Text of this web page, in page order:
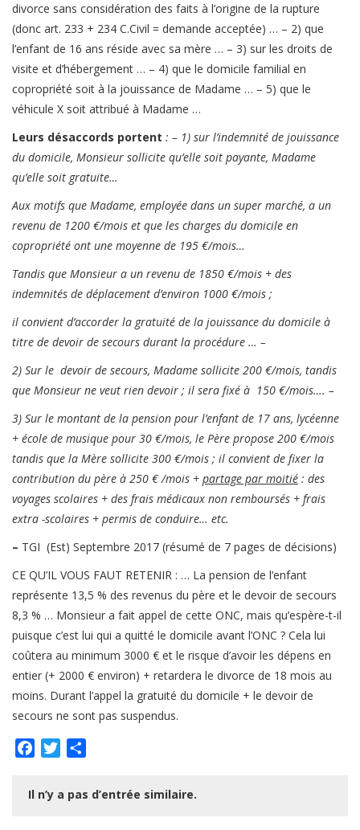
divorce sans considération des faits à l’origine de la rupture
(donc art. 233 + 234 C.Civil = demande acceptée) … – 2) que
l’enfant de 16 ans réside avec sa mère … – 3) sur les droits de
visite et d’hébergement … – 4) que le domicile familial en
copropriété soit à la jouissance de Madame … – 5) que le
véhicule X soit attribué à Madame …
Leurs désaccords portent : – 1) sur l’indemnité de jouissance
du domicile, Monsieur sollicite qu’elle soit payante, Madame
qu’elle soit gratuite…
Aux motifs que Madame, employée dans un super marché, a un
revenu de 1200 €/mois et que les charges du domicile en
copropriété ont une moyenne de 195 €/mois…
Tandis que Monsieur a un revenu de 1850 €/mois + des
indemnités de déplacement d’environ 1000 €/mois ;
il convient d’accorder la gratuité de la jouissance du domicile à
titre de devoir de secours durant la procédure … –
2) Sur le devoir de secours, Madame sollicite 200 €/mois, tandis
que Monsieur ne veut rien devoir ; il sera fixé à 150 €/mois…. –
3) Sur le montant de la pension pour l’enfant de 17 ans, lycéenne
+ école de musique pour 30 €/mois, le Père propose 200 €/mois
tandis que la Mère sollicite 300 €/mois ; il convient de fixer la
contribution du père à 250 € /mois + partage par moitié : des
voyages scolaires + des frais médicaux non remboursés + frais
extra -scolaires + permis de conduire… etc.
– TGI (Est) Septembre 2017 (résumé de 7 pages de décisions)
CE QU’IL VOUS FAUT RETENIR : … La pension de l’enfant
représente 13,5 % des revenus du père et le devoir de secours
8,3 % … Monsieur a fait appel de cette ONC, mais qu’espère-t-il
puisque c’est lui qui a quitté le domicile avant l’ONC ? Cela lui
coûtera au minimum 3000 € et le risque d’avoir les dépens en
entier (+ 2000 € environ) + retardera le divorce de 18 mois au
moins. Durant l’appel la gratuité du domicile + le devoir de
secours ne sont pas suspendus.
FacebookTwitter
Il n’y a pas d’entrée similaire.